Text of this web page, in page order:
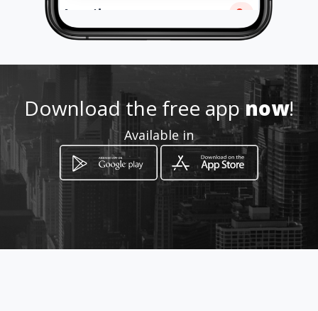
Location
How to get
قبر شمون أول طريق رمحالة أول مفرق
Download the free appnow!
Available in